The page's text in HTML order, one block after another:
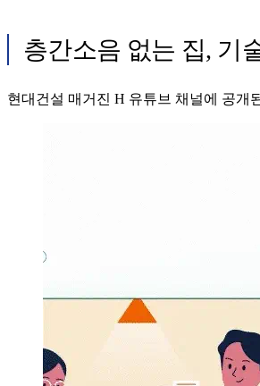
층간소음 없는 집, 기
현대건설 매거진 H 유튜브 채널에 공개